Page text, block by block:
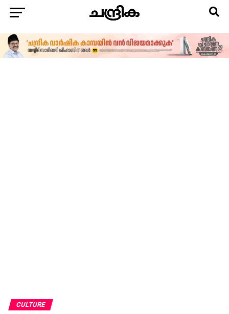
CULTURE